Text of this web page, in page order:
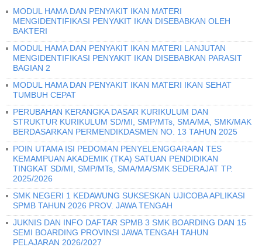
MODUL HAMA DAN PENYAKIT IKAN MATERI
MENGIDENTIFIKASI PENYAKIT IKAN DISEBABKAN OLEH
BAKTERI
MODUL HAMA DAN PENYAKIT IKAN MATERI LANJUTAN
MENGIDENTIFIKASI PENYAKIT IKAN DISEBABKAN PARASIT
BAGIAN 2
MODUL HAMA DAN PENYAKIT IKAN MATERI IKAN SEHAT
TUMBUH CEPAT
PERUBAHAN KERANGKA DASAR KURIKULUM DAN
STRUKTUR KURIKULUM SD/MI, SMP/MTs, SMA/MA, SMK/MAK
BERDASARKAN PERMENDIKDASMEN NO. 13 TAHUN 2025
POIN UTAMA ISI PEDOMAN PENYELENGGARAAN TES
KEMAMPUAN AKADEMIK (TKA) SATUAN PENDIDIKAN
TINGKAT SD/MI, SMP/MTs, SMA/MA/SMK SEDERAJAT TP.
2025/2026
SMK NEGERI 1 KEDAWUNG SUKSESKAN UJICOBA APLIKASI
SPMB TAHUN 2026 PROV. JAWA TENGAH
JUKNIS DAN INFO DAFTAR SPMB 3 SMK BOARDING DAN 15
SEMI BOARDING PROVINSI JAWA TENGAH TAHUN
PELAJARAN 2026/2027